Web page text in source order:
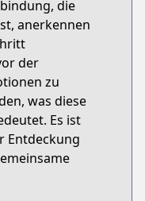
die
anerkennen
der
zu
was diese
Es ist
Entdeckung